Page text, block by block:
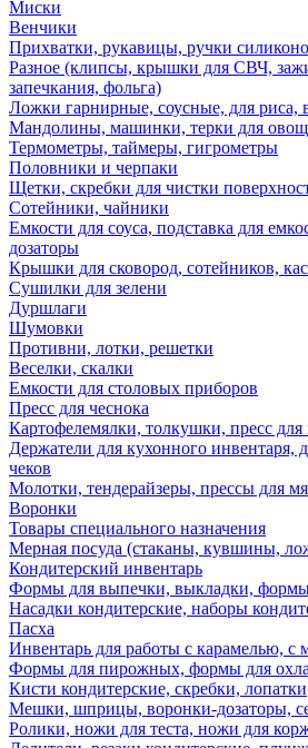
Миски
Венчики
Прихватки, рукавицы, ручки
Разное (клипсы, крышки для СВЧ,
запечкания, фольга)
Ложки гарнирные, соусные, для риса,
Мандолины, машинки, терки для
Термометры, таймеры, гигрометры
Половники и черпаки
Щетки, скребки для чистки
Сотейники, чайники
Емкости для соуса, подставка для
дозаторы
Крышки для сковород, сотейников,
Сушилки для зелени
Дуршлаги
Шумовки
Противни, лотки, решетки
Веселки, скалки
Емкости для столовых приборов
Пресс для чеснока
Картофелемялки, толкушки, пресс для
Держатели для кухонного инвентаря,
чеков
Молотки, тендерайзеры, прессы для
Воронки
Товары специального назначения
Мерная посуда (стаканы, кувшины,
Кондитерский инвентарь
Формы для выпечки, выкладки, формы
Насадки кондитерские, наборы
Пасха
Инвентарь для работы с карамелью, с
Формы для пирожных, формы для
Кисти кондитерские, скребки, лопатки
Мешки, шприцы, воронки-дозаторы,
Ролики, ножи для теста, ножи для